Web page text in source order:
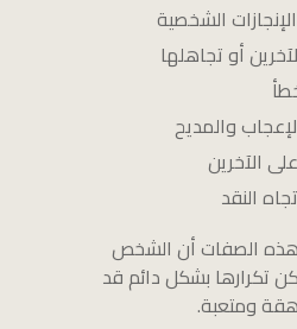
الشخصية
أو تجاهلها
والمديح
الآخرين
النقد
الصفات أن الشخص
تكرارها بشكل دائم قد
ومتعبة.